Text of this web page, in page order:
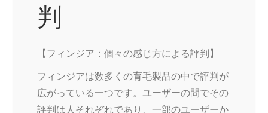
判
【フィンジア：個々の感じ方による評判】
フィンジアは数多くの育毛製品の中で評判が
広がっている一つです。ユーザーの間でその
評判は人それぞれであり、一部のユーザーか